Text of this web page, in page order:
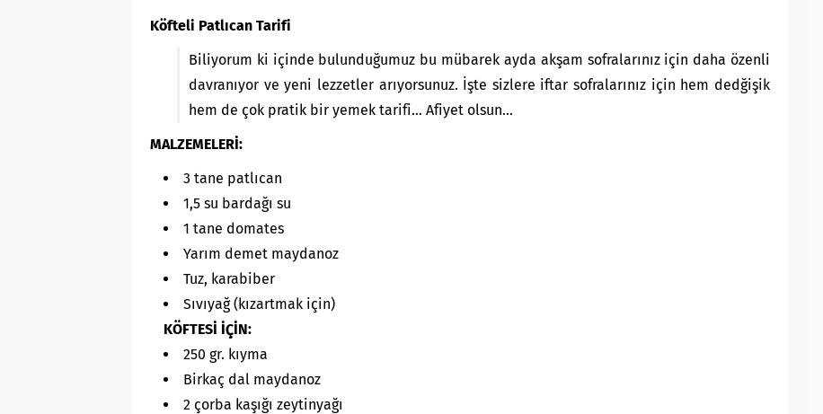
Köfteli Patlıcan Tarifi
Biliyorum ki içinde bulunduğumuz bu mübarek ayda akşam sofralarınız için daha özenli
davranıyor ve yeni lezzetler arıyorsunuz. İşte sizlere iftar sofralarınız için hem dedğişik
hem de çok pratik bir yemek tarifi… Afiyet olsun…
MALZEMELERİ:
3 tane patlıcan
1,5 su bardağı su
1 tane domates
Yarım demet maydanoz
Tuz, karabiber
Sıvıyağ (kızartmak için)
KÖFTESİ İÇİN:
250 gr. kıyma
Birkaç dal maydanoz
2 çorba kaşığı zeytinyağı